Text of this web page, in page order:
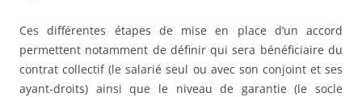
Ces différentes étapes de mise en place d’un accord
permettent notamment de définir qui sera bénéficiaire du
contrat collectif (le salarié seul ou avec son conjoint et ses
ayant-droits) ainsi que le niveau de garantie (le socle